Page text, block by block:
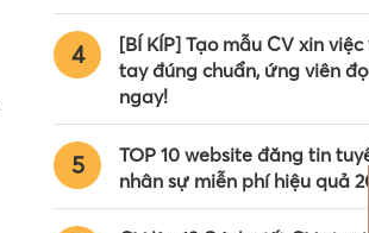
4
[BÍ KÍP] Tạo mẫu CV xin
tay đúng chuẩn, ứng viên
ngay!
5
TOP 10 website đăng tin
nhân sự miễn phí hiệu quả